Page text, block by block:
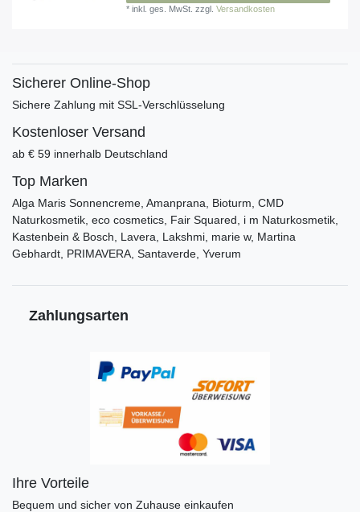
*inkl. ges. MwSt. zzgl.Versandkosten
Sicherer Online-Shop
Sichere Zahlung mit SSL-Verschlüsselung
Kostenloser Versand
ab € 59 innerhalb Deutschland
Top Marken
Alga Maris Sonnencreme, Amanprana, Bioturm, CMD
Naturkosmetik, eco cosmetics, Fair Squared, i m Naturkosmetik,
Kastenbein & Bosch, Lavera, Lakshmi, marie w, Martina
Gebhardt, PRIMAVERA, Santaverde, Yverum
Zahlungsarten
Ihre Vorteile
Bequem und sicher von Zuhause einkaufen